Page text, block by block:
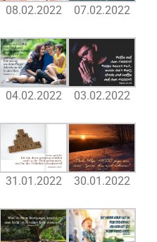
08.02.2022 07.02.2022
04.02.2022 03.02.2022
31.01.2022 30.01.2022